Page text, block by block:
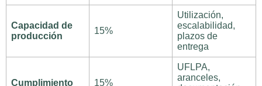
Capacidad de
producción
15%
Utilización,
escalabilidad,
plazos de
entrega
Cumplimiento 15%
UFLPA,
aranceles,